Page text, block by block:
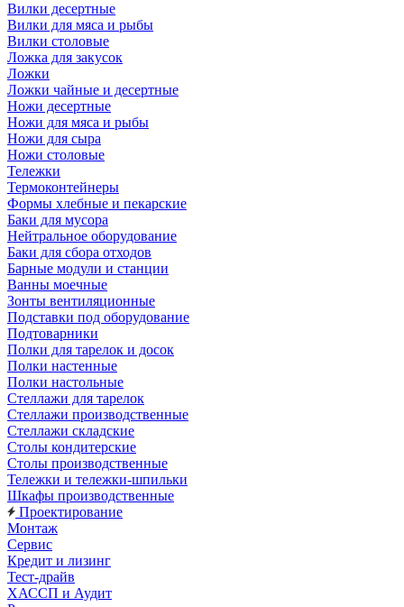
Вилки десертные
Вилки для мяса и рыбы
Вилки столовые
Ложка для закусок
Ложки
Ложки чайные и десертные
Ножи десертные
Ножи для мяса и рыбы
Ножи для сыра
Ножи столовые
Тележки
Термоконтейнеры
Формы хлебные и пекарские
Баки для мусора
Нейтральное оборудование
Баки для сбора отходов
Барные модули и станции
Ванны моечные
Зонты вентиляционные
Подставки под оборудование
Подтоварники
Полки для тарелок и досок
Полки настенные
Полки настольные
Стеллажи для тарелок
Стеллажи производственные
Стеллажи складские
Столы кондитерские
Столы производственные
Тележки и тележки-шпильки
Шкафы производственные
Проектирование
Монтаж
Сервис
Кредит и лизинг
Тест-драйв
ХАССП и Аудит